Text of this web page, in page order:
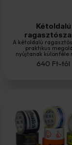
Kétoldalú
A kétoldalú
praktikus
nyújtanak különféle
640 Ft-tól